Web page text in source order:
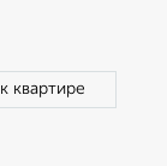
квартире